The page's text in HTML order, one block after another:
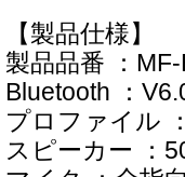
【製品仕様】
製品品番 ：
Bluetooth ：
プロファイル
スピーカー ：